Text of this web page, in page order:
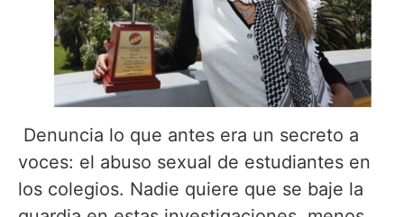
Denuncia lo que antes era un secreto a
voces: el abuso sexual de estudiantes en
los colegios. Nadie quiere que se baje la